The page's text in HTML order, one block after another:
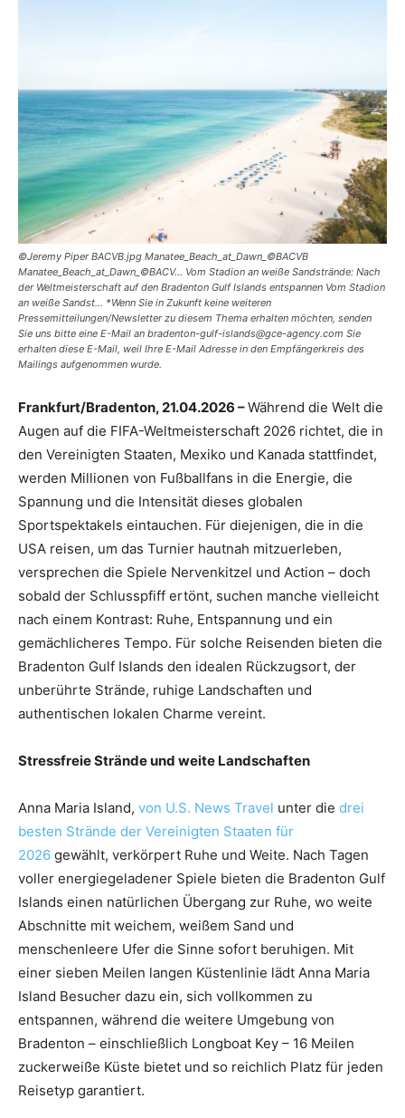
©Jeremy Piper BACVB.jpg Manatee_Beach_at_Dawn_©BACVB
Manatee_Beach_at_Dawn_©BACV... Vom Stadion an weiße Sandstrände: Nach
der Weltmeisterschaft auf den Bradenton Gulf Islands entspannen Vom Stadion
an weiße Sandst... *Wenn Sie in Zukunft keine weiteren
Pressemitteilungen/Newsletter zu diesem Thema erhalten möchten, senden
Sie uns bitte eine E-Mail an bradenton-gulf-islands@gce-agency.com Sie
erhalten diese E-Mail, weil Ihre E-Mail Adresse in den Empfängerkreis des
Mailings aufgenommen wurde.
Frankfurt/Bradenton, 21.04.2026 –Während die Welt die
Augen auf die FIFA-Weltmeisterschaft 2026 richtet, die in
den Vereinigten Staaten, Mexiko und Kanada stattfindet,
werden Millionen von Fußballfans in die Energie, die
Spannung und die Intensität dieses globalen
Sportspektakels eintauchen. Für diejenigen, die in die
USA reisen, um das Turnier hautnah mitzuerleben,
versprechen die Spiele Nervenkitzel und Action – doch
sobald der Schlusspfiff ertönt, suchen manche vielleicht
nach einem Kontrast: Ruhe, Entspannung und ein
gemächlicheres Tempo. Für solche Reisenden bieten die
Bradenton Gulf Islands den idealen Rückzugsort, der
unberührte Strände, ruhige Landschaften und
authentischen lokalen Charme vereint.
Stressfreie Strände und weite Landschaften
Anna Maria Island, von U.S. News Travel unter die drei
besten Strände der Vereinigten Staaten für
2026 gewählt, verkörpert Ruhe und Weite. Nach Tagen
voller energiegeladener Spiele bieten die Bradenton Gulf
Islands einen natürlichen Übergang zur Ruhe, wo weite
Abschnitte mit weichem, weißem Sand und
menschenleere Ufer die Sinne sofort beruhigen. Mit
einer sieben Meilen langen Küstenlinie lädt Anna Maria
Island Besucher dazu ein, sich vollkommen zu
entspannen, während die weitere Umgebung von
Bradenton – einschließlich Longboat Key – 16 Meilen
zuckerweiße Küste bietet und so reichlich Platz für jeden
Reisetyp garantiert.